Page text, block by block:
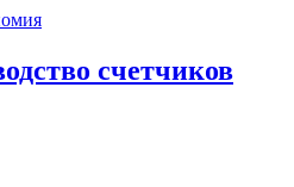
счетчиков